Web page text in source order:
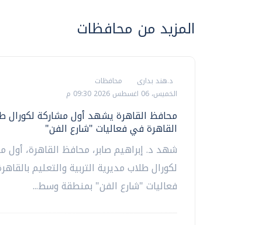
المزيد من محافظات
د.هند بدارى
محافظات
الخميس، 06 اغسطس 2026 09:30 م
محافظ القاهرة يشهد أول مشاركة لكورال
القاهرة في فعاليات "شارع الفن"
شهد د. إبراهيم صابر، محافظ القاهرة، أول
لكورال طلاب مديرية التربية والتعليم
فعاليات "شارع الفن" بمنطقة وسط...